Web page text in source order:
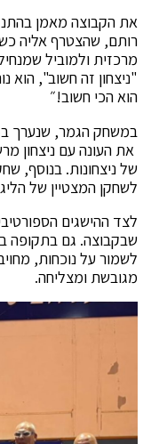
מרכזית ולמוביל
"ניצחון זה חשוב",
הוא הכי חשוב!״
של ניצחונות. בנוסף,
לשחקן המצטיין של
שבקבוצה. גם בתקופה
לשמור על נוכחות,
מגובשת ומצליחה.